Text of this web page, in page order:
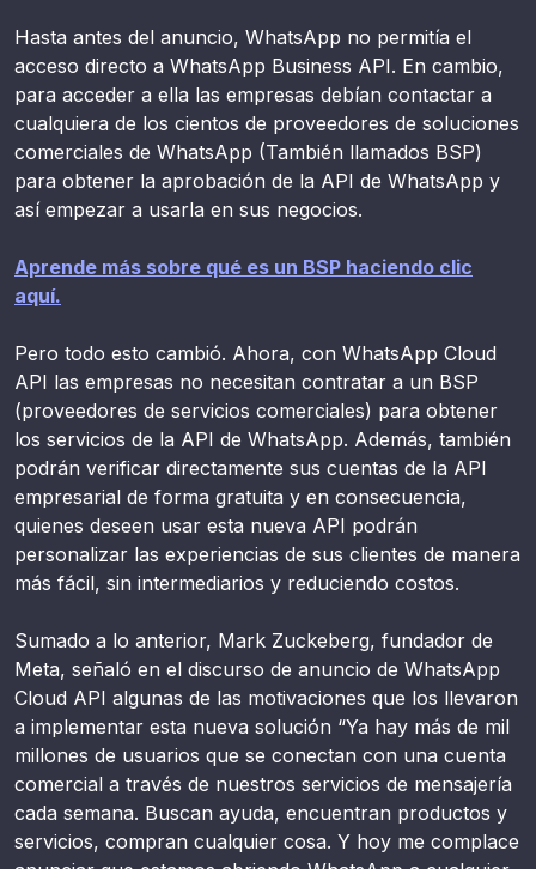
Hasta antes del anuncio, WhatsApp no permitía el
acceso directo a WhatsApp Business API. En cambio,
para acceder a ella las empresas debían contactar a
cualquiera de los cientos de proveedores de soluciones
comerciales de WhatsApp (También llamados BSP)
para obtener la aprobación de la API de WhatsApp y
así empezar a usarla en sus negocios.
Aprende más sobre qué es un BSP haciendo clic
aquí.
Pero todo esto cambió. Ahora, con WhatsApp Cloud
API las empresas no necesitan contratar a un BSP
(proveedores de servicios comerciales) para obtener
los servicios de la API de WhatsApp. Además, también
podrán verificar directamente sus cuentas de la API
empresarial de forma gratuita y en consecuencia,
quienes deseen usar esta nueva API podrán
personalizar las experiencias de sus clientes de manera
más fácil, sin intermediarios y reduciendo costos.
Sumado a lo anterior, Mark Zuckeberg, fundador de
Meta, señaló en el discurso de anuncio de WhatsApp
Cloud API algunas de las motivaciones que los llevaron
a implementar esta nueva solución “Ya hay más de mil
millones de usuarios que se conectan con una cuenta
comercial a través de nuestros servicios de mensajería
cada semana. Buscan ayuda, encuentran productos y
servicios, compran cualquier cosa. Y hoy me complace